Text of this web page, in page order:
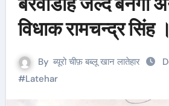
विधाक रामचन्द्र सिंह ।
By ब्यूरो चीफ़ बब्लू खान लातेहार
#Latehar